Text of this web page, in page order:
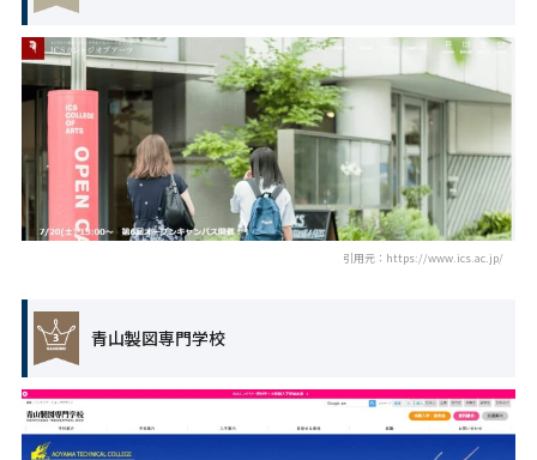
引用元：https://www.ics.ac.jp/
青山製図専門学校